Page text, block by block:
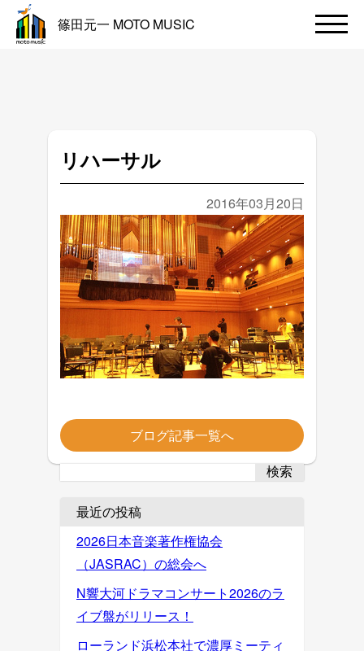
篠田元一 MOTO MUSIC
リハーサル
2016年03月20日
ブログ記事一覧へ
検索
最近の投稿
2026日本音楽著作権協会
（JASRAC）の総会へ
N響大河ドラマコンサート2026のラ
イブ盤がリリース！
ローランド浜松本社で濃厚ミーティ